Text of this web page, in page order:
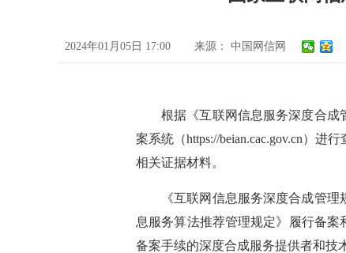
2024年01月05日 17:00 来源： 中国网信网
根据《互联网信息服务深度合成
案系统（https://beian.cac.gov.cn）进
相关证据材料。
《互联网信息服务深度合成管
息服务算法推荐管理规定》履行备
备案手续的深度合成服务提供者和技